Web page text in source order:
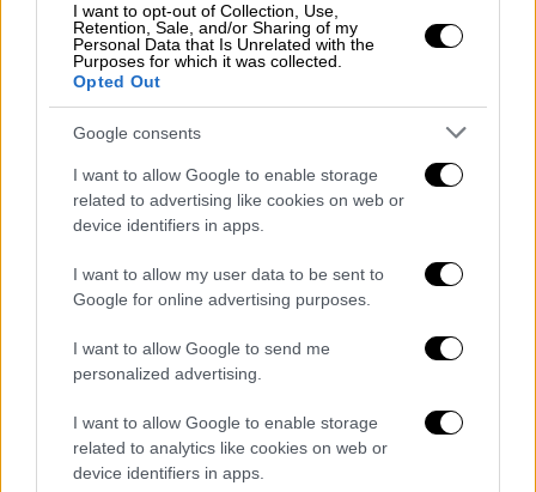
I want to opt-out of Collection, Use,
Retention, Sale, and/or Sharing of my
Personal Data that Is Unrelated with the
Purposes for which it was collected.
Opted Out
Google consents
I want to allow Google to enable storage
related to advertising like cookies on web or
device identifiers in apps.
I want to allow my user data to be sent to
Google for online advertising purposes.
I want to allow Google to send me
personalized advertising.
I want to allow Google to enable storage
related to analytics like cookies on web or
device identifiers in apps.
Η Ούρσουλα φον ντερ Λάιεν εξέφρασε την
ανησυχία της Ευρωπαϊκής Επιτροπής για τις
συνεχιζόμενες επιθέσεις στο Λίβανο, οι
οποίες «απειλούν να εκτροχιάσουν
ολόκληρη τη διαδικασία» για ειρήνη στην
περιοχή. «Δε μπορεί να υπάρξει
σταθερότητα στη Μέση Ανατολή ή στον
χαρακτηριστικά, καλώντας όλα τα μέρη να
σεβαστούν την κυριαρχία του Λιβάνου και να
εφαρμόσουν πλήρη παύση των
εχθροπραξιών. Η ίδια, σημείωσε ότι η ΕΕ
Λιβάνου, αλλά επεσήμανε ότι «καμία βοήθεια
δεν μπορεί να αντικαταστήσει την ασφάλεια